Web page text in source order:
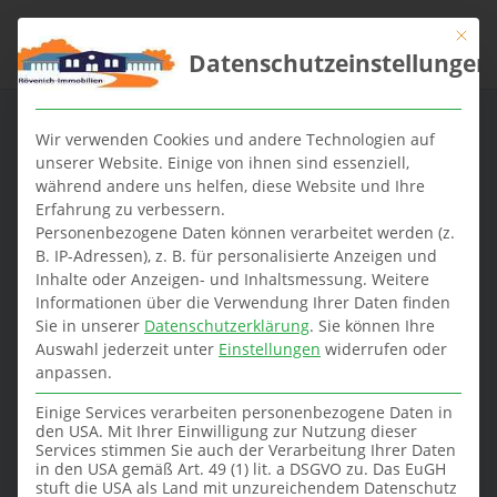
Eigentumswohnun
g in Berlin
verkaufen.
Mit kluger Strategie zum
optimalen Verkaufsergebnis.
Mit
Datenschutzeinstellungen
Wir verwenden Cookies und andere Technologien auf
unserer Website. Einige von ihnen sind essenziell,
während andere uns helfen, diese Website und Ihre
Erfahrung zu verbessern.
Personenbezogene Daten können verarbeitet werden (z.
B. IP-Adressen), z. B. für personalisierte Anzeigen und
Inhalte oder Anzeigen- und Inhaltsmessung. Weitere
Informationen über die Verwendung Ihrer Daten finden
Sie in unserer Datenschutzerklärung. Sie können Ihre
Auswahl jederzeit unter Einstellungen widerrufen oder
anpassen.
Einige Services verarbeiten personenbezogene Daten in
den USA. Mit Ihrer Einwilligung zur Nutzung dieser
Services stimmen Sie auch der Verarbeitung Ihrer Daten
in den USA gemäß Art. 49 (1) lit. a DSGVO zu. Das EuGH
stuft die USA als Land mit unzureichendem Datenschutz